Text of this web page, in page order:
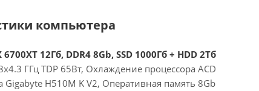
компьютера
12Гб, DDR4 8Gb, SSD 1000Гб + HDD 2Тб
ГГц TDP 65Вт, Охлаждение процессора ACD
Gigabyte H510M K V2, Оперативная память 8Gb